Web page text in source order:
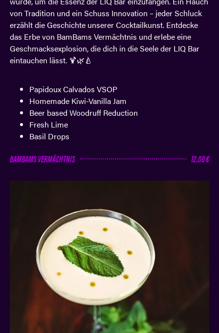
von Tradition und ein Schuss Innovation – jeder Schluck
erzählt die Geschichte unserer Cocktailkunst. Entdecke
das Erbe von BamBams Vermächtnis und erlebe eine
Geschmacksexplosion, die dich in die Seele der LIQ Bar
eintauchen lässt. 🍹🌿🍐
Papidoux Calvados VSOP
Homemade Kiwi-Vanilla Jam
Beer based Woodruff Reduction
Fresh Lime
Basil Drops
BAMBAMS VERMÄCHTNIS 12,00 €